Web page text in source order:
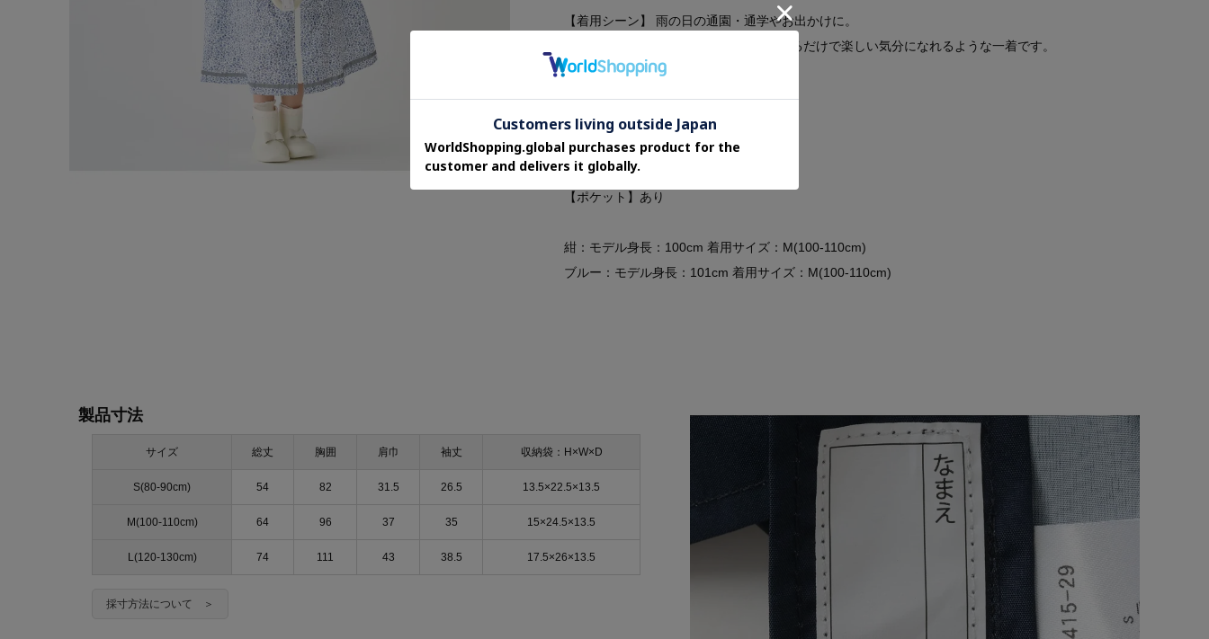
【着用シーン】 雨の日の通園・通学やお出かけに。
どんよりしたお天気の日でも、これを着るだけで楽しい気分になれるような一着です。
【透け感】透けない
【生地の厚さ】普通
【伸縮性】なし
【裏地】なし
【ポケット】あり
紺：モデル身長：100cm 着用サイズ：M(100-110cm)
ブルー：モデル身長：101cm 着用サイズ：M(100-110cm)
製品寸法
サイズ 総丈 胸囲 肩巾 袖丈 収納袋：H×W×D
S(80-90cm) 54 82 31.5 26.5 13.5×22.5×13.5
M(100-110cm) 64 96 37 35 15×24.5×13.5
L(120-130cm) 74 111 43 38.5 17.5×26×13.5
採寸方法について ＞